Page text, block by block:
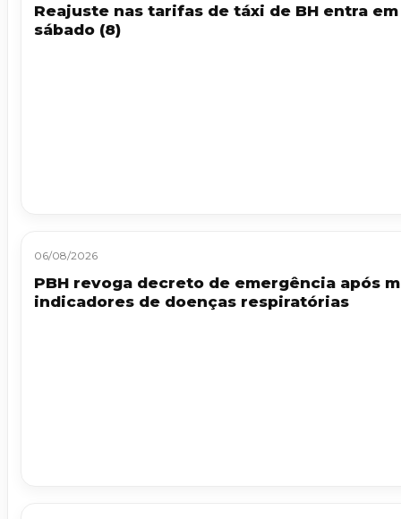
Reajuste nas tarifas de táxi de BH entra
sábado (8)
06/08/2026
PBH revoga decreto de emergência após
indicadores de doenças respiratórias